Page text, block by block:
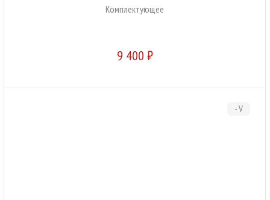
Комплектующее
9 400 ₽
- V